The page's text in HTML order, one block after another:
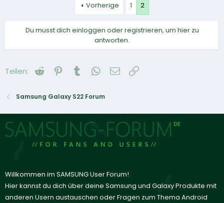
Vorherige 1 2
Du musst dich einloggen oder registrieren, um hier zu
antworten.
Teilen: Reddit Pinterest
Tumblr WhatsApp
E-Mail
Samsung Galaxy S22 Forum
Willkommen im SAMSUNG User Forum!
Hier kannst du dich über deine Samsung und Galaxy Produkte mit
anderen Usern austauschen oder Fragen zum Thema Android